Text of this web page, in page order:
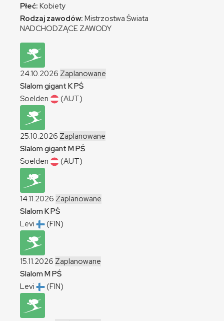
Płeć: Kobiety
Rodzaj zawodów: Mistrzostwa Świata
NADCHODZĄCE ZAWODY
24.10.2026 Zaplanowane
Slalom gigant KPŚ
Soelden
(AUT)
25.10.2026 Zaplanowane
Slalom gigant MPŚ
Soelden
(AUT)
14.11.2026 Zaplanowane
SlalomKPŚ
Levi
(FIN)
15.11.2026 Zaplanowane
SlalomMPŚ
Levi
(FIN)